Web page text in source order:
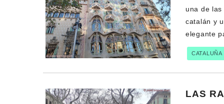
una de
catalán y
elegante
CATALUÑA
LAS